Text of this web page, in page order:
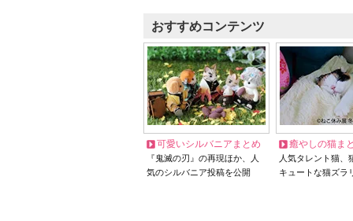
おすすめコンテンツ
可愛いシルバニアまとめ
『鬼滅の刃』の再現ほか、人
気のシルバニア投稿を公開
癒やしの猫ま
人気タレント猫
キュートな猫ズラ